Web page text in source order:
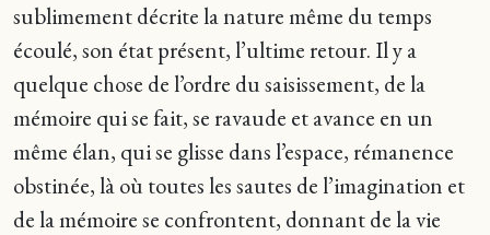
sublimement décrite la nature même du temps
écoulé, son état présent, l’ultime retour. Il y a
quelque chose de l’ordre du saisissement, de la
mémoire qui se fait, se ravaude et avance en un
même élan, qui se glisse dans l’espace, rémanence
obstinée, là où toutes les sautes de l’imagination et
de la mémoire se confrontent, donnant de la vie